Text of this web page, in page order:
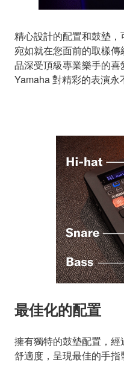
精心設計的配置和鼓墊
宛如就在您面前的取樣
品深受頂級專業樂手的喜
Yamaha 對精彩的表演永
最佳化的配置
擁有獨特的鼓墊配置，
舒適度，呈現最佳的手指